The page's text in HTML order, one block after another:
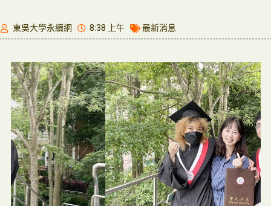
東吳大學永續網 8:38 上午 最新消息